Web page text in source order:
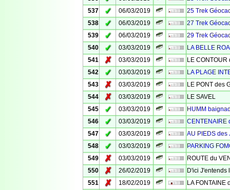
537
✓ 06/03/2019
25 Trek
538
✓ 06/03/2019
27 Trek
539
✓ 06/03/2019
29 Trek
540
✓ 03/03/2019
LA BELLE
541
✗ 03/03/2019
LE
542
✓ 03/03/2019
LA PLAGE
543
✗ 03/03/2019
LE PONT des
544
✗ 03/03/2019
LE SAVEL
545
✓ 03/03/2019
HUMM
546
✓ 03/03/2019
CENTENAIRE
547
✓ 03/03/2019
AU PIEDS des
548
✓ 03/03/2019
PARKING
549
✗ 03/03/2019
ROUTE du
550
✗ 26/02/2019
D'ici J'entends
551
✗ 18/02/2019
LA FONTAINE